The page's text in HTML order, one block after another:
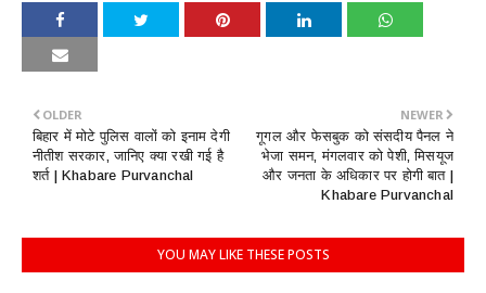
NEWER
गूगल और फेसबुक को संसदीय पैनल ने
भेजा समन, मंगलवार को पेशी, मिसयूज
और जनता के अधिकार पर होगी बात |
Khabare Purvanchal
OLDER
बिहार में मोटे पुलिस वालों को इनाम देगी
नीतीश सरकार, जानिए क्या रखी गई है
शर्त | Khabare Purvanchal
YOU MAY LIKE THESE POSTS